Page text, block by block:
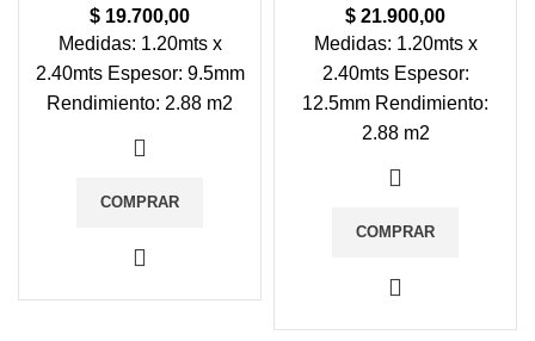
$ 19.700,00
Medidas: 1.20mts x
2.40mts Espesor: 9.5mm
Rendimiento: 2.88 m2
COMPRAR
$ 21.900,00
Medidas: 1.20mts x
2.40mts Espesor:
12.5mm Rendimiento:
2.88 m2
COMPRAR